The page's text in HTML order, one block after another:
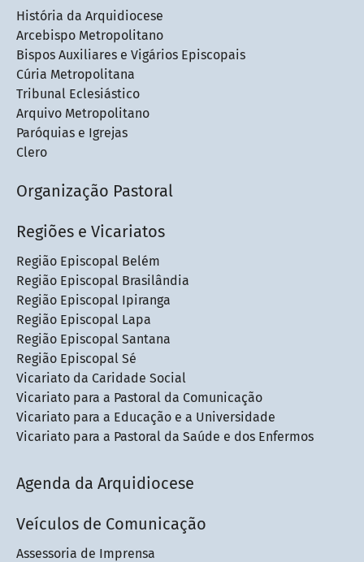
História da Arquidiocese
Arcebispo Metropolitano
Bispos Auxiliares e Vigários Episcopais
Cúria Metropolitana
Tribunal Eclesiástico
Arquivo Metropolitano
Paróquias e Igrejas
Clero
Organização Pastoral
Regiões e Vicariatos
Região Episcopal Belém
Região Episcopal Brasilândia
Região Episcopal Ipiranga
Região Episcopal Lapa
Região Episcopal Santana
Região Episcopal Sé
Vicariato da Caridade Social
Vicariato para a Pastoral da Comunicação
Vicariato para a Educação e a Universidade
Vicariato para a Pastoral da Saúde e dos Enfermos
Agenda da Arquidiocese
Veículos de Comunicação
Assessoria de Imprensa